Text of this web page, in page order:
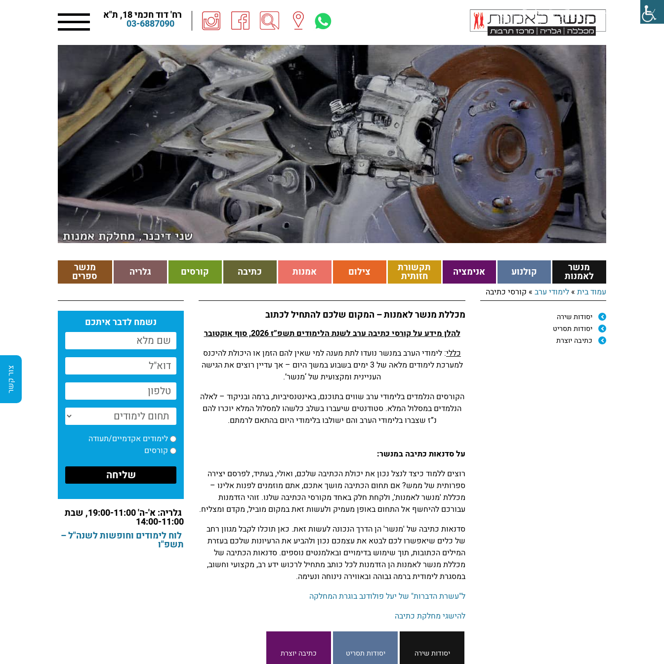
רח' דוד חכמי 18, ת"א
03-6887090
מנשר
לאמנות קולנוע אנימציה תקשורת
חזותית צילום אמנות כתיבה קורסים גלריה מנשר
ספרים
עמוד בית »לימודי ערב » קורסי כתיבה
צור קשר
מכללת מנשר לאמנות – המקום שלכם להתחיל לכתוב
להלן מידע על קורסי כתיבה ערב לשנת הלימודים תשפ”ז 2026, סוף אוקטובר
כללי: לימודי הערב במנשר נועדו לתת מענה למי שאין להם הזמן אוהיכולת להיכנס
למערכת לימודים מלאה של 3 ימים בשבוע במשך היום – אך עדיין רוצים את הגישה
העניינית ומקצועית של ‘מנשר’.
הקורסים הנלמדים בלימודי ערב שווים בתוכנם, באינטנסיביות, ברמה ובניקוד – לאלה
הנלמדים במסלול המלא. סטודנטים שיעברו בשלב כלשהו למסלול המלא יוכרו להם
נ”ז שצברו בלימודי הערב והם ישולבו בלימודי היום בהתאם לרמתם.
על סדנאות כתיבה במנשר:
רוצים ללמוד כיצד לנצל נכון את יכולת הכתיבה שלכם, ואולי, בעתיד, לפרסם יצירה
ספרותית של ממש? אם תחום הכתיבה מושך אתכם, אתם מוזמנים לפנות אלינו –
מכללת 'מנשר לאמנות', ולקחת חלק באחד מקורסי הכתיבה שלנו. זוהי הזדמנות
עבורכם להיחשף אל התחום באופן מעמיק ולעשות זאת במקום מוביל, מקדם ומצליח.
סדנאות כתיבה של 'מנשר' הן הדרך הנכונה לעשות זאת. כאן תוכלו לקבל מגוון רחב
של כלים שיאפשרו לכם לבטא את עצמכם נכון ולהביע את הרעיונות שלכם בעזרת
המילים הכתובות, תוך שימוש בדימויים ובאלמנטים נוספים. סדנאות הכתיבה של
מכללת מנשר לאמנות הן הזדמנות לכל כותב מתחיל לרכוש ידע רב, מקצועי וחשוב,
במסגרת לימודית ברמה גבוהה ובאווירה נינוחה ונעימה.
ל"עשרת הדברות" של יעל פולודנב בוגרת המחלקה
להישגי מחלקת כתיבה
יסודות שירה יסודות תסריט כתיבה יוצרת
יסודות שירה
יסודות תסריט
כתיבה יוצרת
נשמח לדבר איתכם
לימודים אקדמיים/תעודה
קורסים
גלריה: א'-ה' 19:00-11:00, שבת
14:00-11:00
לוח לימודים וחופשות לשנה"ל –
תשפ"ו